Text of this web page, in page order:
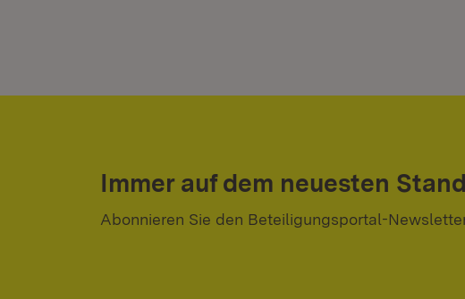
Immer auf dem neuesten Stand
Abonnieren Sie den Beteiligungsportal-